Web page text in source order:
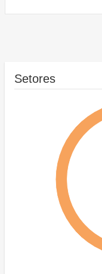
Setores